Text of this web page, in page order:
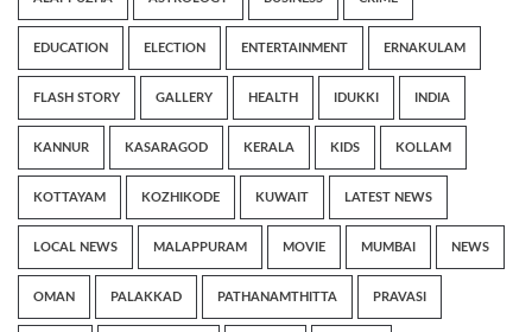
EDUCATION ELECTION ENTERTAINMENT ERNAKULAM
FLASH STORY GALLERY HEALTH IDUKKI INDIA
KANNUR KASARAGOD KERALA KIDS KOLLAM
KOTTAYAM KOZHIKODE KUWAIT LATEST NEWS
LOCAL NEWS MALAPPURAM MOVIE MUMBAI NEWS
OMAN PALAKKAD PATHANAMTHITTA PRAVASI